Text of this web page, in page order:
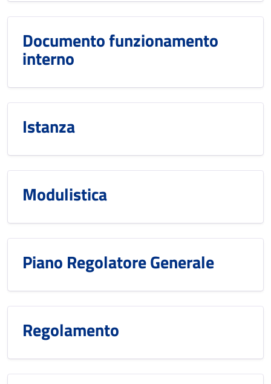
Documento funzionamento
interno
Istanza
Modulistica
Piano Regolatore Generale
Regolamento